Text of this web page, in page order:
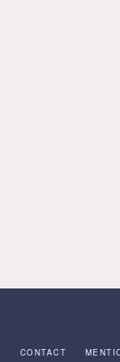
CONTACT